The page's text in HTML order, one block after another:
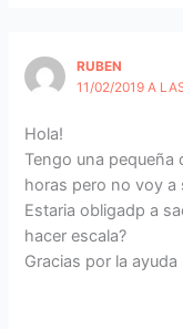
RUBEN
11/02/2019 A
Hola!
Tengo una pequeña
horas pero no voy a
Estaria obligadp a
hacer escala?
Gracias por la ayuda